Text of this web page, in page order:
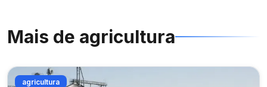
Mais de agricultura
agricultura